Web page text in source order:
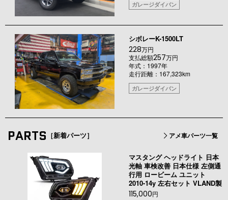
ガレージダイバン
シボレーK-1500LT
228万円
支払総額257万円
年式：1997年
走行距離：167,323km
ガレージダイバン
PARTS ［新着パーツ］ アメ車パーツ一覧
マスタング ヘッドライト 日本
光軸 車検改善 日本仕様 左側通
行用 ロービーム ユニット
2010-14y 左右セット VLAND製
115,000円